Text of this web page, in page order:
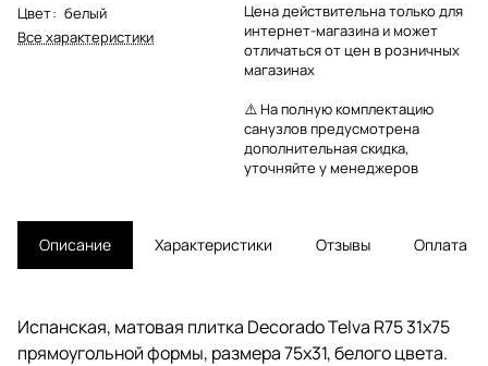
Цвет: белый
Все характеристики
Цена действительна только для
интернет-магазина и может
отличаться от цен в розничных
магазинах
⚠️ На полную комплектацию
санузлов предусмотрена
дополнительная скидка,
уточняйте у менеджеров
Описание Характеристики Отзывы Оплата
Испанская, матовая плитка Decorado Telva R75 31x75
прямоугольной формы, размера 75x31, белого цвета.